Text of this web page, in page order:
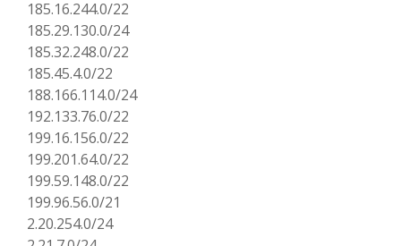
185.16.244.0/22
185.29.130.0/24
185.32.248.0/22
185.45.4.0/22
188.166.114.0/24
192.133.76.0/22
199.16.156.0/22
199.201.64.0/22
199.59.148.0/22
199.96.56.0/21
2.20.254.0/24